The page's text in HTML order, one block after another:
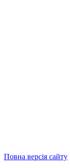
Повна версія сайту